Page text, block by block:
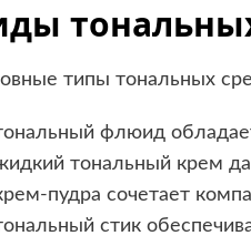
типы тональных
флюид
тональный крем
пудра сочетает
стик